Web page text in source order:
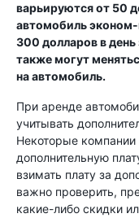
варьируются от 50
автомобиль
300 долларов в
также могут
на автомобиль.
При аренде
учитывать
Некоторые компании
дополнительную
взимать плату за
важно проверить,
какие-либо скидки